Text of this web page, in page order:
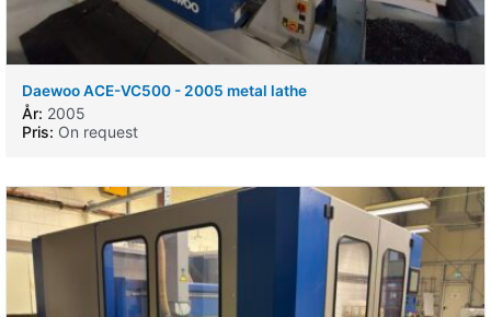
Daewoo ACE-VC500 - 2005 metal lathe
År: 2005
Pris: On request